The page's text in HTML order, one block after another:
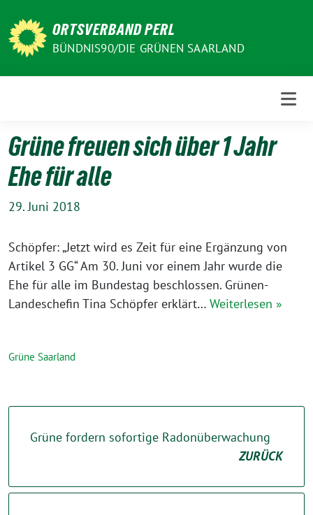
zum
Inhalt
ORTSVERBAND PERL
BÜNDNIS90/DIE GRÜNEN SAARLAND
Grüne freuen sich über 1 Jahr
Ehe für alle
29. Juni 2018
Schöpfer: „Jetzt wird es Zeit für eine Ergänzung von
Artikel 3 GG“ Am 30. Juni vor einem Jahr wurde die
Ehe für alle im Bundestag beschlossen. Grünen-
Landeschefin Tina Schöpfer erklärt… Weiterlesen »
Grüne Saarland
Grüne fordern sofortige Radonüberwachung
ZURÜCK